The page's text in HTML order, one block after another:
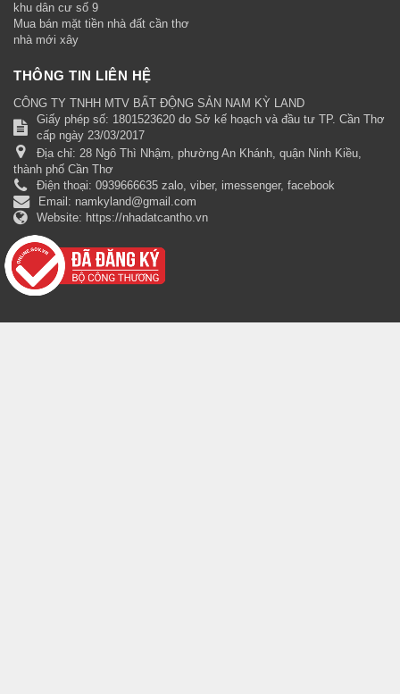
khu dân cư số 9
Mua bán mặt tiền nhà đất cần thơ
nhà mới xây
THÔNG TIN LIÊN HỆ
CÔNG TY TNHH MTV BẤT ĐỘNG SẢN NAM KỲ LAND
Giấy phép số: 1801523620 do Sở kế hoạch và đầu tư TP. Cần Thơ
cấp ngày 23/03/2017
Địa chỉ: 28 Ngô Thì Nhậm, phường An Khánh, quận Ninh Kiều,
thành phố Cần Thơ
Điện thoại: 0939666635 zalo, viber, imessenger, facebook
Email: namkyland@gmail.com
Website: https://nhadatcantho.vn